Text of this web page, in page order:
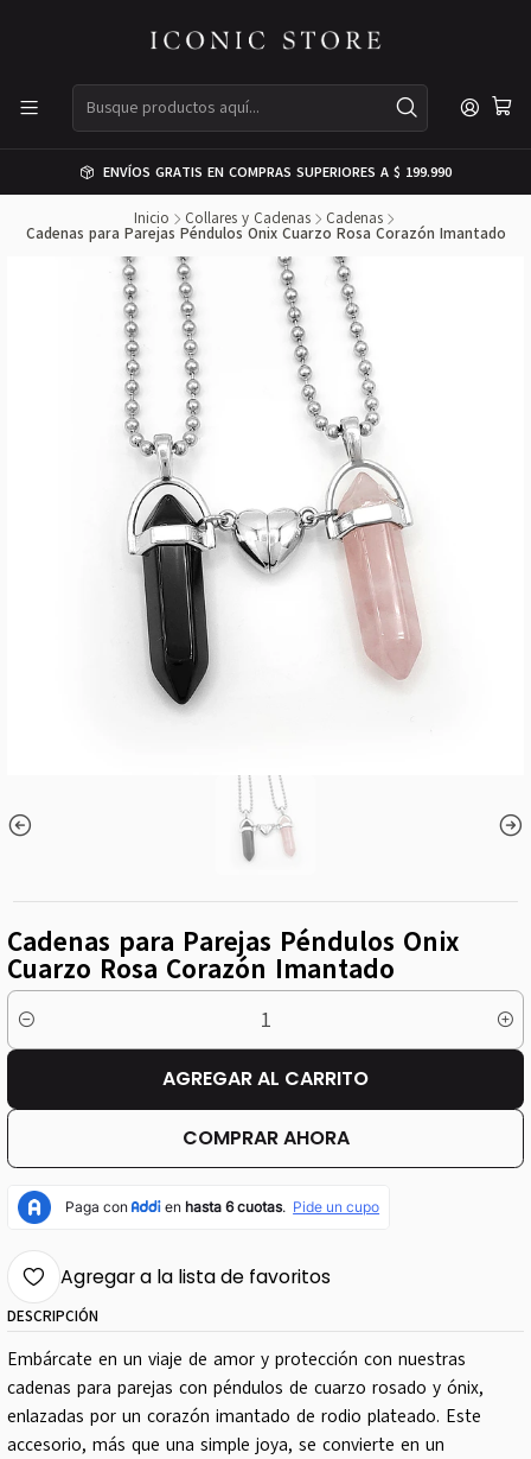
ENVÍOS GRATIS EN COMPRAS SUPERIORES A $ 199.990
Inicio Collares y Cadenas Cadenas
Cadenas para Parejas Péndulos Onix Cuarzo Rosa Corazón Imantado
Cadenas para Parejas Péndulos Onix
Cuarzo Rosa Corazón Imantado
Cantidad
AGREGAR AL CARRITO
COMPRAR AHORA
Agregar a la lista de favoritos
DESCRIPCIÓN
Embárcate en un viaje de amor y protección con nuestras
cadenas para parejas con péndulos de cuarzo rosado y ónix,
enlazadas por un corazón imantado de rodio plateado. Este
accesorio, más que una simple joya, se convierte en un